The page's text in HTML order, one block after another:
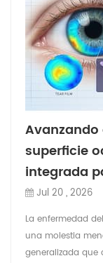
superficie
integrada
Jul 20 , 2026
La enfermedad
una molestia
generalizada que